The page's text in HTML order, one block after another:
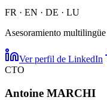
FR · EN · DE · LU
Asesoramiento multilingüe
Ver perfil de LinkedIn
CTO
Antoine MARCHI